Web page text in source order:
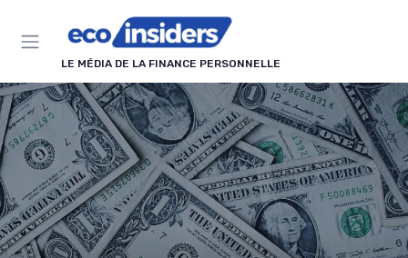
LE MÉDIA DE LA FINANCE PERSONNELLE